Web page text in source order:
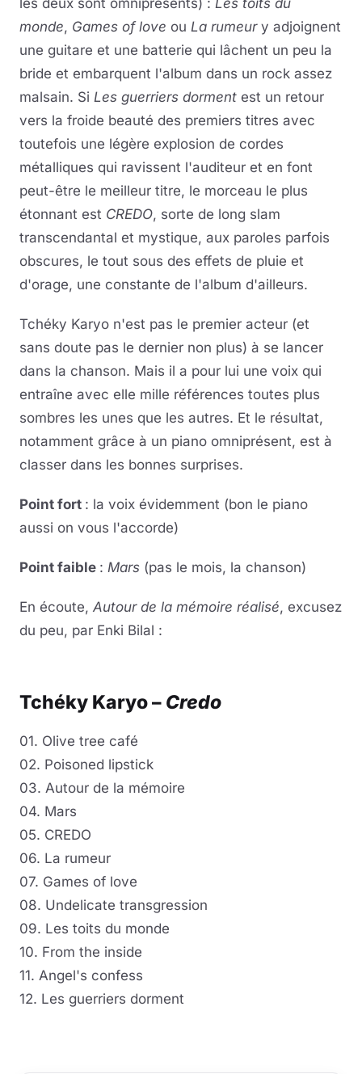
les deux sont omniprésents) : Les toits du
monde, Games of love ou La rumeury adjoignent
une guitare et une batterie qui lâchent un peu la
bride et embarquent l'album dans un rock assez
malsain. Si Les guerriers dorment est un retour
vers la froide beauté des premiers titres avec
toutefois une légère explosion de cordes
métalliques qui ravissent l'auditeur et en font
peut-être le meilleur titre, le morceau le plus
étonnant est CREDO, sorte de long slam
transcendantal et mystique, aux paroles parfois
obscures, le tout sous des effets de pluie et
d'orage, une constante de l'album d'ailleurs.
Tchéky Karyo n'est pas le premier acteur (et
sans doute pas le dernier non plus) à se lancer
dans la chanson. Mais il a pour lui une voix qui
entraîne avec elle mille références toutes plus
sombres les unes que les autres. Et le résultat,
notamment grâce à un piano omniprésent, est à
classer dans les bonnes surprises.
Point fort : la voix évidemment (bon le piano
aussi on vous l'accorde)
Point faible : Mars (pas le mois, la chanson)
En écoute, Autour de la mémoire réalisé, excusez
du peu, par Enki Bilal :
Tchéky Karyo – Credo
01. Olive tree café
02. Poisoned lipstick
03. Autour de la mémoire
04. Mars
05. CREDO
06. La rumeur
07. Games of love
08. Undelicate transgression
09. Les toits du monde
10. From the inside
11. Angel's confess
12. Les guerriers dorment